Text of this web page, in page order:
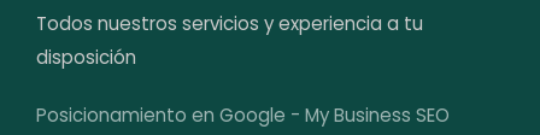
Todos nuestros servicios y experiencia a tu
disposición
Posicionamiento en Google - My Business SEO